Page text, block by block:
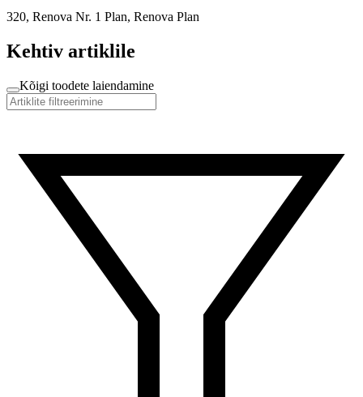
320, Renova Nr. 1 Plan, Renova Plan
Kehtiv artiklile
Kõigi toodete laiendamine